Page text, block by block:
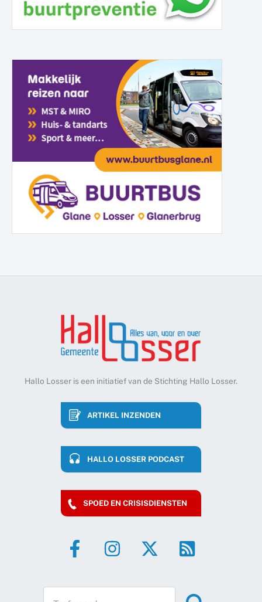
Hallo Losser is een initiatief van de Stichting Hallo Losser.
ARTIKEL INZENDEN
HALLO LOSSER PODCAST
SPOED EN CRISISDIENSTEN